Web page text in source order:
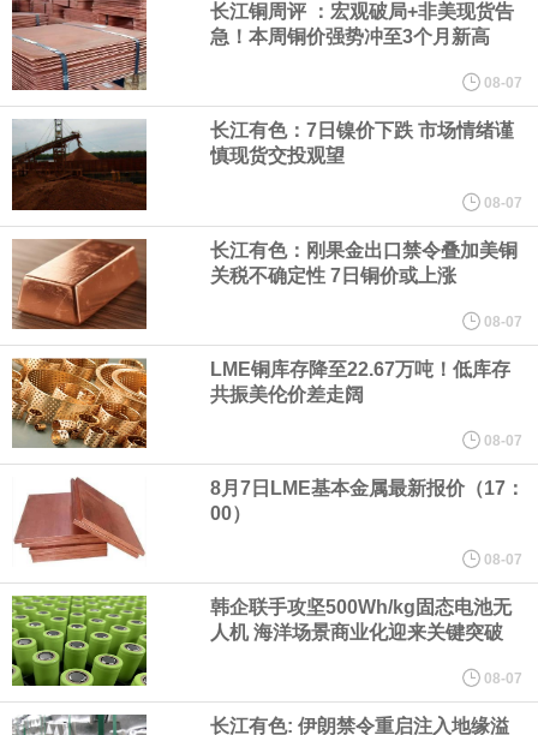
计划建造的15艘核动力“特朗普级”（Trump-class）战列舰，从研发
到采购的总费用可能高达2750亿美元，为美国有史以来最昂贵的水
面战舰项目之一。 根据CBO的初步估算，首舰造价约234亿美元，
后续14艘平均每艘约180亿美元。
黄金价格有望录得自今年1月以来最大单周涨幅。油价走弱为金价提
供支撑，同时投资者正等待美国非农就业数据，以寻找美国利率前
景的线索。StoneX高级分析师马特·辛普森表示，中东和平前景改善
令市场通胀预期下降，推动黄金价格从此前持续数周、位于4000美
元上方的盘整区间中进一步上涨。
海力士：龙仁工厂将生产高带宽内存（HBM）及其他下一代动态随
机存取存储器（DRAM）。
必和必拓港口联合工会：必和必拓西澳大利亚铁矿石业务的工人已
长江铜周评 ：宏观破局+非美现货告
急！本周铜价强势冲至3个月新高
08-07
长江有色：7日镍价下跌 市场情绪谨
慎现货交投观望
08-07
长江有色：刚果金出口禁令叠加美铜
关税不确定性 7日铜价或上涨
08-07
LME铜库存降至22.67万吨！低库存
共振美伦价差走阔
08-07
8月7日LME基本金属最新报价（17：
00）
08-07
韩企联手攻坚500Wh/kg固态电池无
人机 海洋场景商业化迎来关键突破
08-07
长江有色: 伊朗禁令重启注入地缘溢